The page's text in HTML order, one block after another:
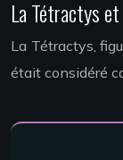
La Tétractys
La Tétractys,
était considéré